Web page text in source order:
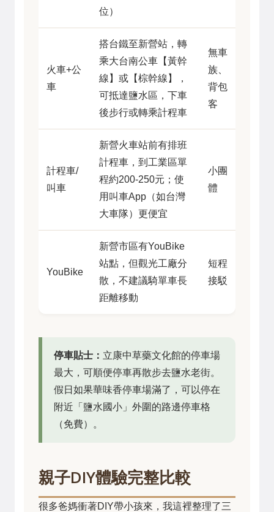
位）
火車+公
車
搭台鐵至新營站，轉
乘大台南公車【黃幹
線】或【棕幹線】，
可抵達鹽水區，下車
後步行或轉乘計程車
無車
族、
背包
客
計程車/
叫車
新營火車站前有排班
計程車，到工業區單
程約200-250元；使
用叫車App（如台灣
大車隊）更便宜
小團
體
YouBike
新營市區有YouBike
站點，但觀光工廠分
散，不建議騎單車長
距離移動
短程
接駁
停車貼士： 立康中草藥文化館的停車場
最大，可順便停車再散步去鹽水老街。
假日如果華味香停車場滿了，可以停在
附近「鹽水國小」外圍的路邊停車格
（免費）。
親子DIY體驗完整比較
很多爸媽衝著DIY帶小孩來，我這裡整理了三